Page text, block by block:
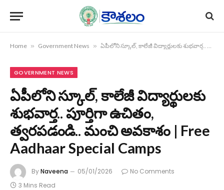
Home » Government News » ఏపీలోని స్కూల్, కాలేజీ విద్యార్థులకు శుభవార్త.. పూర్తిగా ఉచితం, త్వరపడండి.. మంచి అవకాశం | Free Aadhaar Special Camps
GOVERNMENT NEWS
ఏపీలోని స్కూల్, కాలేజీ విద్యార్థులకు
శుభవార్త.. పూర్తిగా ఉచితం,
త్వరపడండి.. మంచి అవకాశం | Free
Aadhaar Special Camps
ByNaveena 05/01/2026
No Comments
3 Mins Read